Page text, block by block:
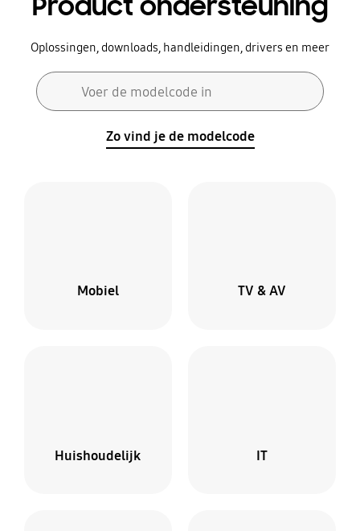
Oplossingen, downloads, handleidingen, drivers en meer
Voer de modelcode in
Zo vind je de modelcode
Mobiel TV & AV
Huishoudelijk IT